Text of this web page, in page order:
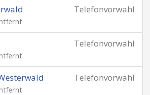
Telefonvorwahl
Telefonvorwahl
Telefonvorwahl